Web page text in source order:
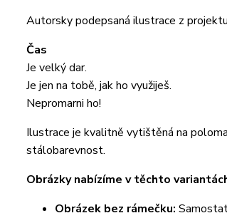
Autorsky podepsaná ilustrace z projektu
Čas
Je velký dar.
Je jen na tobě, jak ho využiješ.
Nepromarni ho!
Ilustrace je kvalitně vytištěná na
stálobarevnost.
Obrázky nabízíme v těchto
Obrázek bez rámečku: